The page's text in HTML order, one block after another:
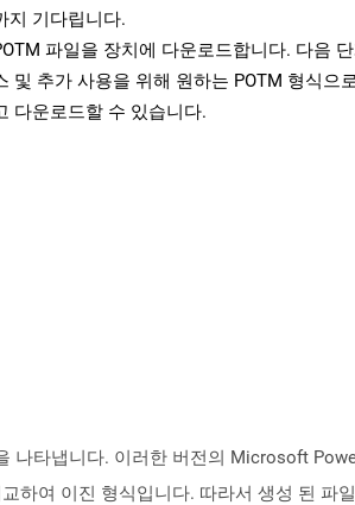
지 기다립니다.
파일을 장치에 다운로드합니다. 다음
및 추가 사용을 위해 원하는 POTM 형식으
다운로드할 수 있습니다.
나타냅니다. 이러한 버전의 Microsoft
하여 이진 형식입니다. 따라서 생성 된 파